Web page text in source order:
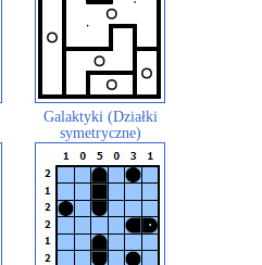
Galaktyki (Działki
symetryczne)